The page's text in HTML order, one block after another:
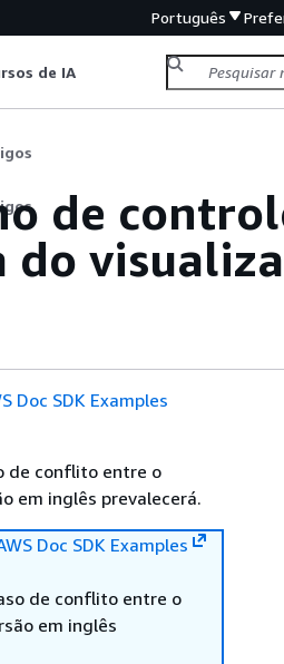
Português
de IA
de
do
Doc SDK Examples
de conflito entre o
em inglês prevalecerá.
Doc SDK Examples
de conflito entre o
em inglês